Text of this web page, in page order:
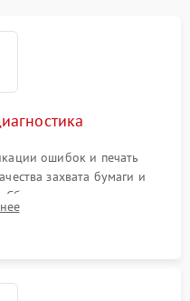
ошибок и печать
захвата бумаги и
данных о замятиях,
шумах при работе.